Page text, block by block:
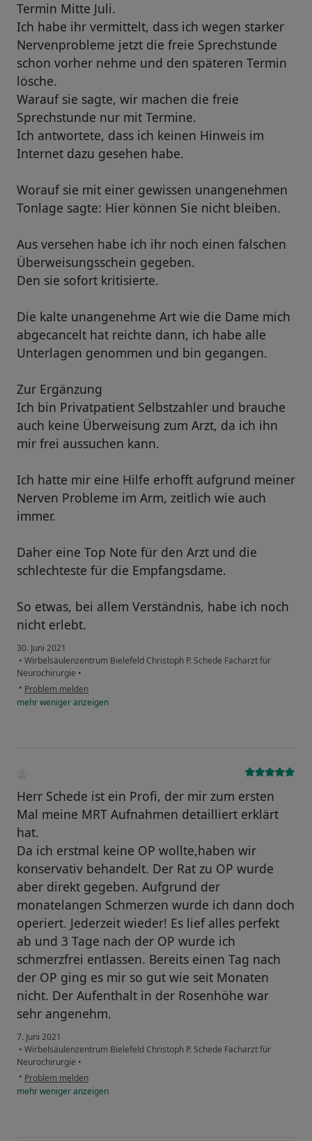
Termin Mitte Juli.
Ich habe ihr vermittelt, dass ich wegen starker
Nervenprobleme jetzt die freie Sprechstunde
schon vorher nehme und den späteren Termin
lösche.
Warauf sie sagte, wir machen die freie
Sprechstunde nur mit Termine.
Ich antwortete, dass ich keinen Hinweis im
Internet dazu gesehen habe.
Worauf sie mit einer gewissen unangenehmen
Tonlage sagte: Hier können Sie nicht bleiben.
Aus versehen habe ich ihr noch einen falschen
Überweisungsschein gegeben.
Den sie sofort kritisierte.
Die kalte unangenehme Art wie die Dame mich
abgecancelt hat reichte dann, ich habe alle
Unterlagen genommen und bin gegangen.
Zur Ergänzung
Ich bin Privatpatient Selbstzahler und brauche
auch keine Überweisung zum Arzt, da ich ihn
mir frei aussuchen kann.
Ich hatte mir eine Hilfe erhofft aufgrund meiner
Nerven Probleme im Arm, zeitlich wie auch
immer.
Daher eine Top Note für den Arzt und die
schlechteste für die Empfangsdame.
So etwas, bei allem Verständnis, habe ich noch
nicht erlebt.
30. Juni 2021
• Wirbelsäulenzentrum Bielefeld Christoph P. Schede Facharzt für
Neurochirurgie •
• Problem melden
mehrwenigeranzeigen
Herr Schede ist ein Profi, der mir zum ersten
Mal meine MRT Aufnahmen detailliert erklärt
hat.
Da ich erstmal keine OP wollte,haben wir
konservativ behandelt. Der Rat zu OP wurde
aber direkt gegeben. Aufgrund der
monatelangen Schmerzen wurde ich dann doch
operiert. Jederzeit wieder! Es lief alles perfekt
ab und 3 Tage nach der OP wurde ich
schmerzfrei entlassen. Bereits einen Tag nach
der OP ging es mir so gut wie seit Monaten
nicht. Der Aufenthalt in der Rosenhöhe war
sehr angenehm.
7. Juni 2021
• Wirbelsäulenzentrum Bielefeld Christoph P. Schede Facharzt für
Neurochirurgie •
• Problem melden
mehrwenigeranzeigen